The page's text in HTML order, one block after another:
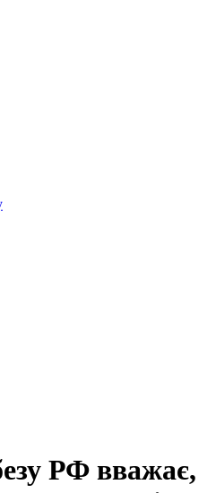
РФ вважає,